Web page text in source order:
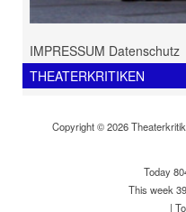
IMPRESSUM Datenschutz
THEATERKRITIKEN
Copyright © 2026
Today
This week
|